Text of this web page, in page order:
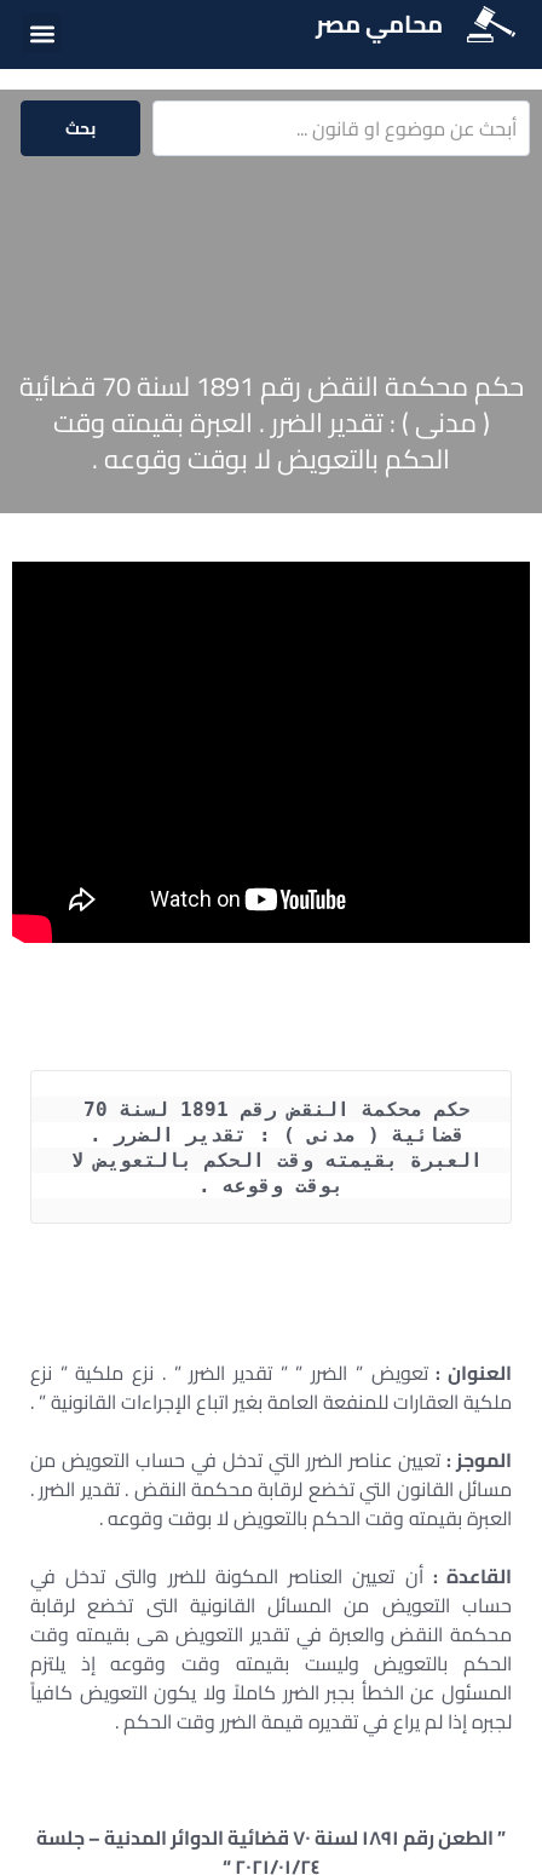
محامي مصر
بحث
حكم محكمة النقض رقم 1891 لسنة 70 قضائية
( مدنى ) : تقدير الضرر . العبرة بقيمته وقت
الحكم بالتعويض لا بوقت وقوعه .
بوقت وقوعه .
العنوان :تعويض ” الضرر ” ” تقدير الضرر ” . نزع ملكية ” نزع
ملكية العقارات للمنفعة العامة بغير اتباع الإجراءات القانونية ” .
الموجز :تعيين عناصر الضرر التي تدخل في حساب التعويض من
مسائل القانون التي تخضع لرقابة محكمة النقض . تقدير الضرر .
العبرة بقيمته وقت الحكم بالتعويض لا بوقت وقوعه .
القاعدة : أن تعيين العناصر المكونة للضرر والتى تدخل في
حساب التعويض من المسائل القانونية التى تخضع لرقابة
محكمة النقض والعبرة في تقدير التعويض هى بقيمته وقت
الحكم بالتعويض وليست بقيمته وقت وقوعه إذ يلتزم
المسئول عن الخطأ بجبر الضرر كاملاً ولا يكون التعويض كافياً
لجبره إذا لم يراع في تقديره قيمة الضرر وقت الحكم .
” الطعن رقم ١٨٩١ لسنة ٧٠ قضائية الدوائر المدنية – جلسة
٢٠٢١/٠١/٢٤ “